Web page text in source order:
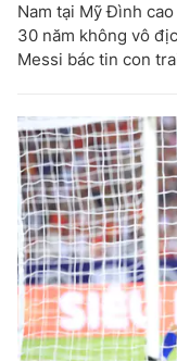
Nam tại Mỹ Đình
30 năm không vô
Messi bác tin con